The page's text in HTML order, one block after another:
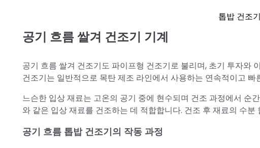
톱밥 건조
공기 흐름 쌀겨 건조기 기계
공기 흐름 쌀겨 건조기도 파이프형 건조기로 불리며, 초기 투자와
건조기는 일반적으로 목탄 제조 라인에서 사용하는 연속적이고 빠
느슨한 입상 재료는 고온의 공기 중에 현수되며 건조 과정에서 순
와 같은 입상 재료를 건조하는 데 적합합니다. 건조 후 재료의 수분
공기 흐름 톱밥 건조기의 작동 과정